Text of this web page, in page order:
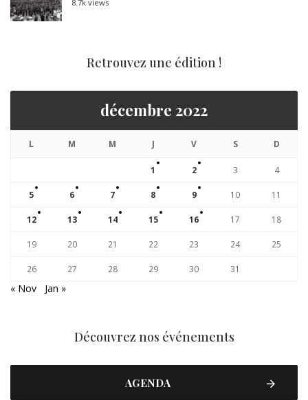
8.7k views
Retrouvez une édition !
décembre 2022
L M M J V S D
1 2 3 4
5 6 7 8 9 10 11
12 13 14 15 16 17 18
19 20 21 22 23 24 25
26 27 28 29 30 31
« Nov Jan »
Découvrez nos événements
AGENDA